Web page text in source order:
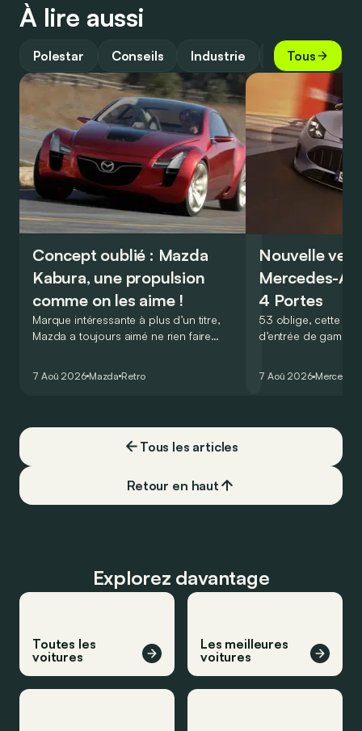
À lire aussi
Polestar Conseils Industrie Guide
Tous
Concept oublié : Mazda
Kabura, une propulsion
comme on les aime !
Marque intéressante à plus d’un titre,
Mazda a toujours aimé ne rien faire
de la plus belle des manières…
7 Aoû 2026 Mazda Retro
Nouvelle
Mercedes-
4 Portes
53 oblige, cette
d’entrée de
moins…
7 Aoû 2026 Mercedes
Tous les articles
Retour en haut
Explorez davantage
Toutes les
voitures
Les meilleures
voitures